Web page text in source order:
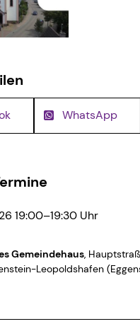
WhatsApp
19:00–19:30 Uhr
Gemeindehaus,
Leopoldshafen